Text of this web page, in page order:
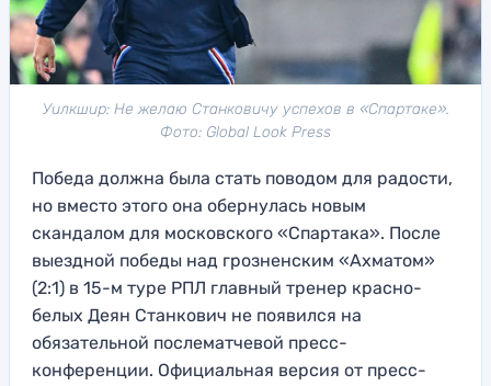
Уилкшир: Не желаю Станковичу успехов в «Спартаке».
Фото: Global Look Press
Победа должна была стать поводом для радости,
но вместо этого она обернулась новым
скандалом для московского «Спартака». После
выездной победы над грозненским «Ахматом»
(2:1) в 15-м туре РПЛ главный тренер красно-
белых Деян Станкович не появился на
обязательной послематчевой пресс-
конференции. Официальная версия от пресс-